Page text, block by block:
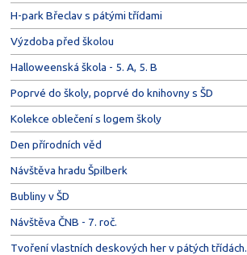
H-park Břeclav s pátými třídami
Výzdoba před školou
Halloweenská škola - 5. A, 5. B
Poprvé do školy, poprvé do knihovny s ŠD
Kolekce oblečení s logem školy
Den přírodních věd
Návštěva hradu Špilberk
Bubliny v ŠD
Návštěva ČNB - 7. roč.
Tvoření vlastních deskových her v pátých třídách.